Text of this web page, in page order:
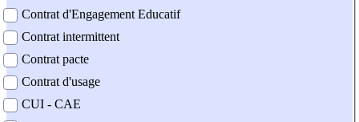
Contrat d'Engagement Educatif
Contrat intermittent
Contrat pacte
Contrat d'usage
CUI - CAE